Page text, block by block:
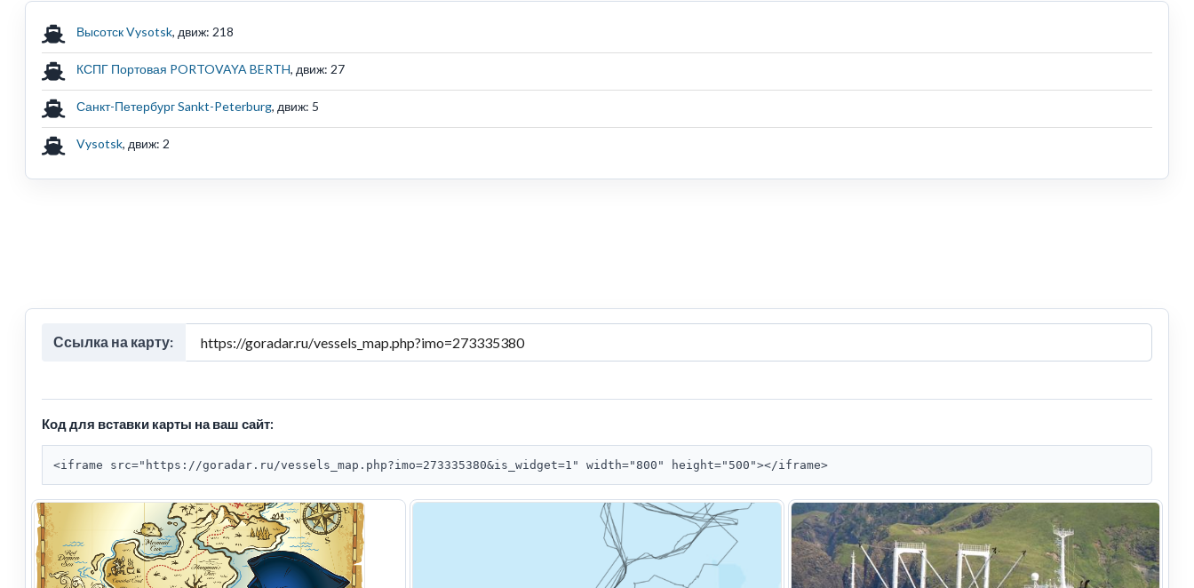
Высотск Vysotsk, движ: 218
КСПГ Портовая PORTOVAYA BERTH, движ: 27
Санкт-Петербург Sankt-Peterburg, движ: 5
Vysotsk, движ: 2
Ссылка на карту:
Код для вставки карты на ваш сайт:
<iframe src="https://goradar.ru/vessels_map.php?imo=273335380&is_widget=1" width="800" height="500"></iframe>